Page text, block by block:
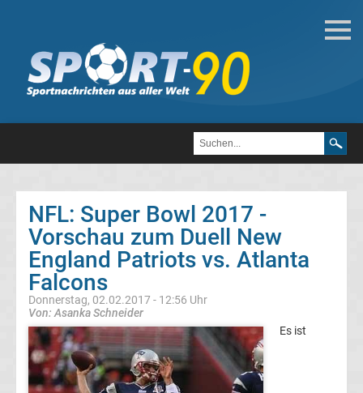
Football
Alle
Gewinner
Top-
Aktuell
Bundesliga
Tabelle
Bundesliga
NFL: Super Bowl 2017 -
Vorschau zum Duell New
England Patriots vs. Atlanta
Falcons
Donnerstag, 02.02.2017 - 12:56 Uhr
Von: Asanka Schneider
Es ist